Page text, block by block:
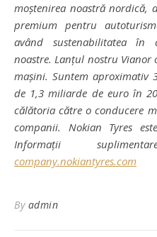
moștenirea noastră nordică,
premium pentru
având sustenabilitatea în
noastre. Lanțul nostru Vianor
mașini. Suntem aproximativ
de 1,3 miliarde de euro în
călătoria către o conducere
companii. Nokian Tyres
Informații
company.nokiantyres.com
By admin